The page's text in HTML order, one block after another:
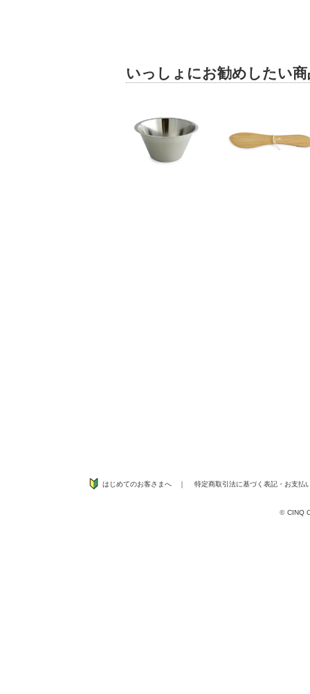
いっしょにお勧めしたい商
はじめてのお客さまへ ｜ 特定商取引法に基づく表記 ・ お支払
© CINQ